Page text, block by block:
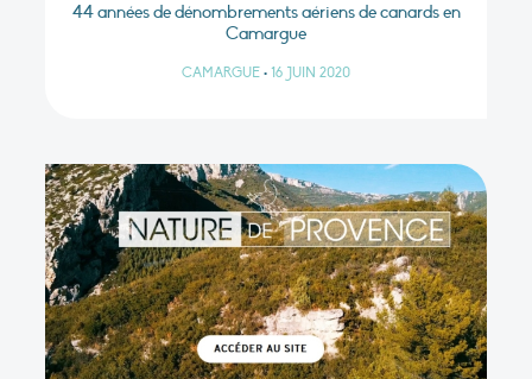
44 années de dénombrements aériens de canards en
Camargue
CAMARGUE • 16 JUIN 2020